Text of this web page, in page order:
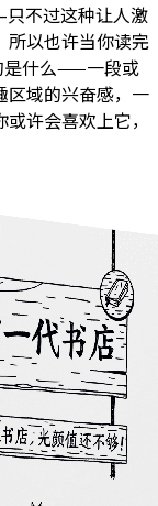
不过这种让人激
所以也许当你读完
是什么——一段或
区域的兴奋感，一
许会喜欢上它，